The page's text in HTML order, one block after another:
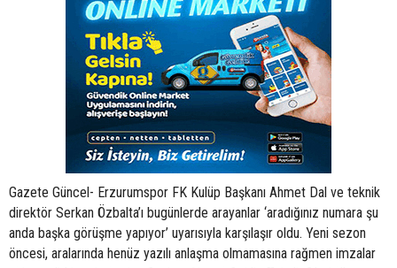
Gazete Güncel- Erzurumspor FK Kulüp Başkanı Ahmet Dal ve teknik
direktör Serkan Özbalta’ı bugünlerde arayanlar ‘aradığınız numara şu
anda başka görüşme yapıyor’ uyarısıyla karşılaşır oldu. Yeni sezon
öncesi, aralarında henüz yazılı anlaşma olmamasına rağmen imzalar